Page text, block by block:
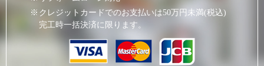
クレジットカードでのお支払いは50万円未満(税込)
完工時一括決済に限ります。